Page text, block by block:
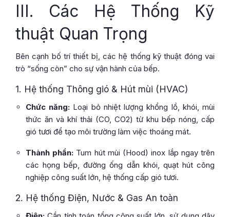
III. Các Hệ Thống Kỹ
thuật Quan Trọng
Bên cạnh bố trí thiết bị, các hệ thống kỹ thuật đóng vai
trò “sống còn” cho sự vận hành của bếp.
1. Hệ thống Thông gió & Hút mùi (HVAC)
Chức năng: Loại bỏ nhiệt lượng khổng lồ, khói, mùi
thức ăn và khí thải (CO, CO2) từ khu bếp nóng, cấp
gió tươi để tạo môi trường làm việc thoáng mát.
Thành phần: Tum hút mùi (Hood) inox lắp ngay trên
các họng bếp, đường ống dẫn khói, quạt hút công
nghiệp công suất lớn, hệ thống cấp gió tươi.
2. Hệ thống Điện, Nước & Gas An toàn